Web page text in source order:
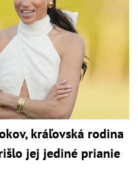
kráľovská rodina
jej jediné prianie